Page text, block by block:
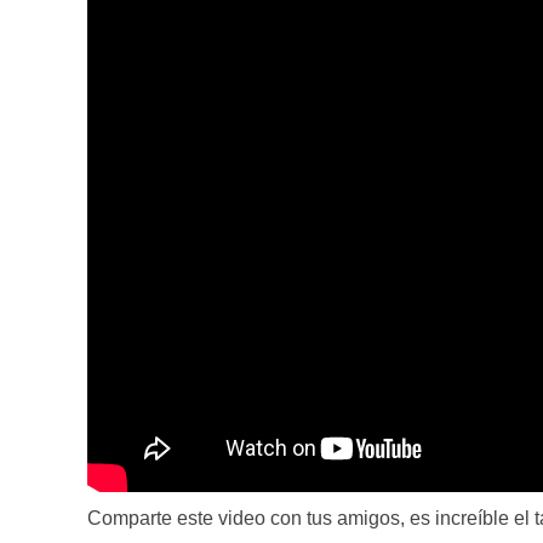
Comparte este video con tus amigos, es increíble el